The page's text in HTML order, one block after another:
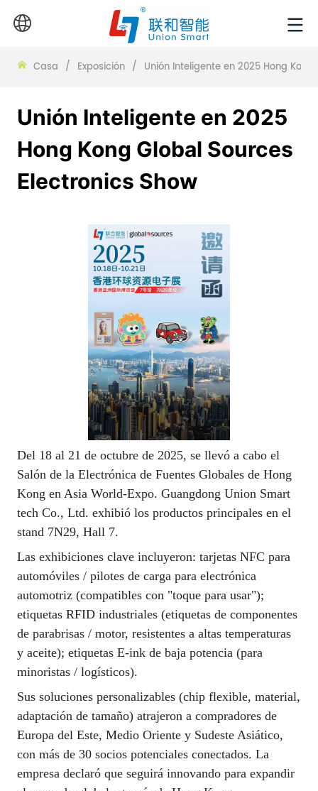
Casa / Exposición / Unión Inteligente en 2025 Hong
Unión Inteligente en 2025
Hong Kong Global Sources
Electronics Show